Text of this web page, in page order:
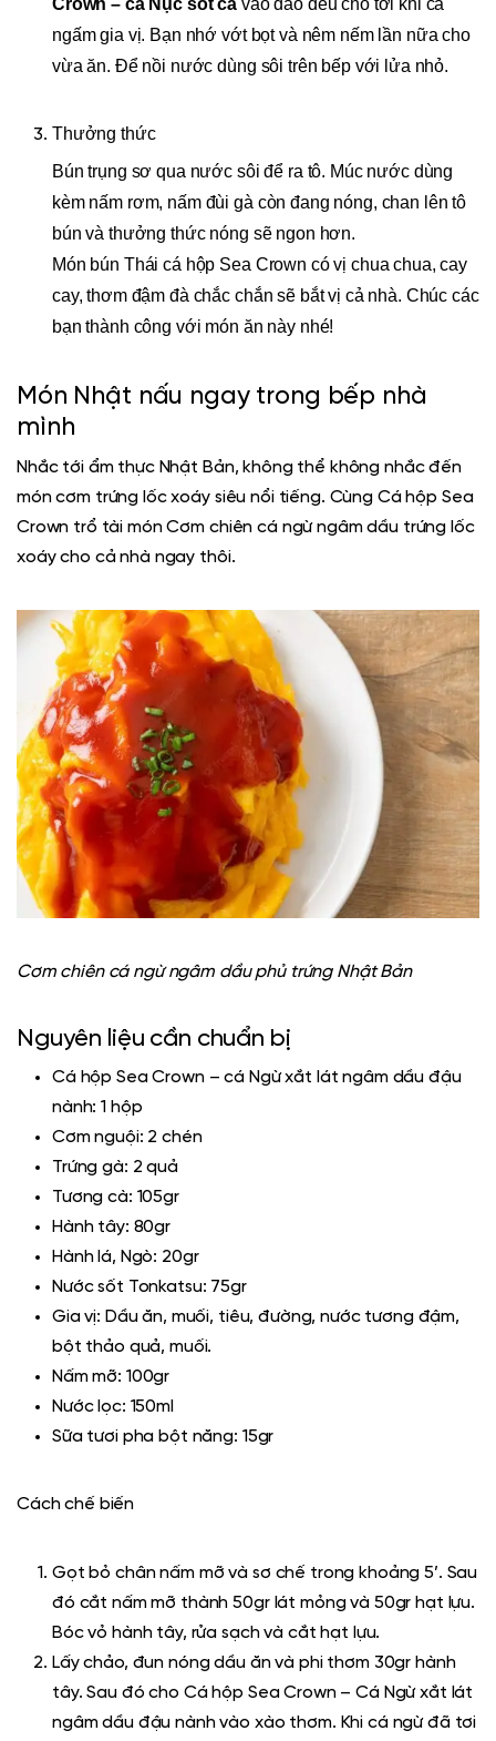
Crown – cá Nục sốt cà vào đảo đều cho tới khi cá
ngấm gia vị. Bạn nhớ vớt bọt và nêm nếm lần nữa cho
vừa ăn. Để nồi nước dùng sôi trên bếp với lửa nhỏ.
Thưởng thức
Bún trụng sơ qua nước sôi để ra tô. Múc nước dùng
kèm nấm rơm, nấm đùi gà còn đang nóng, chan lên tô
bún và thưởng thức nóng sẽ ngon hơn.
Món bún Thái cá hộp Sea Crown có vị chua chua, cay
cay, thơm đậm đà chắc chắn sẽ bắt vị cả nhà. Chúc các
bạn thành công với món ăn này nhé!
Món Nhật nấu ngay trong bếp nhà
mình
Nhắc tới ẩm thực Nhật Bản, không thể không nhắc đến
món cơm trứng lốc xoáy siêu nổi tiếng. Cùng Cá hộp Sea
Crown trổ tài món Cơm chiêncá ngừ ngâm dầu trứng lốc
xoáy cho cả nhà ngay thôi.
Cơm chiên cá ngừ ngâm dầu phủ trứng Nhật Bản
Nguyên liệu cần chuẩn bị
Cá hộp Sea Crown– cá Ngừ xắt lát ngâm dầu đậu
nành: 1 hộp
Cơm nguội: 2 chén
Trứng gà: 2 quả
Tương cà: 105gr
Hành tây: 80gr
Hành lá, Ngò: 20gr
Nước sốt Tonkatsu: 75gr
Gia vị: Dầu ăn, muối, tiêu, đường, nước tương đậm,
bột thảo quả, muối.
Nấm mỡ: 100gr
Nước lọc: 150ml
Sữa tươi pha bột năng: 15gr
Cách chế biến
Gọt bỏ chân nấm mỡ và sơ chế trong khoảng 5’. Sau
đó cắt nấm mỡ thành 50gr lát mỏng và 50gr hạt lựu.
Bóc vỏ hành tây, rửa sạch và cắt hạt lựu.
Lấy chảo, đun nóng dầu ăn và phi thơm 30gr hành
tây. Sau đó cho Cá hộp Sea Crown – Cá Ngừ xắt lát
ngâm dầu đậu nành vào xào thơm. Khi cá ngừ đã tơi